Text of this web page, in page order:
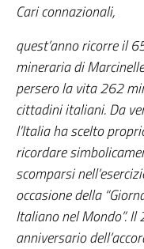
Cari connazionali,
quest’anno ricorre il
mineraria di
persero la vita 262
cittadini italiani. Da
l’Italia ha scelto
ricordare
scomparsi
occasione della
Italiano nel Mondo”.
anniversario